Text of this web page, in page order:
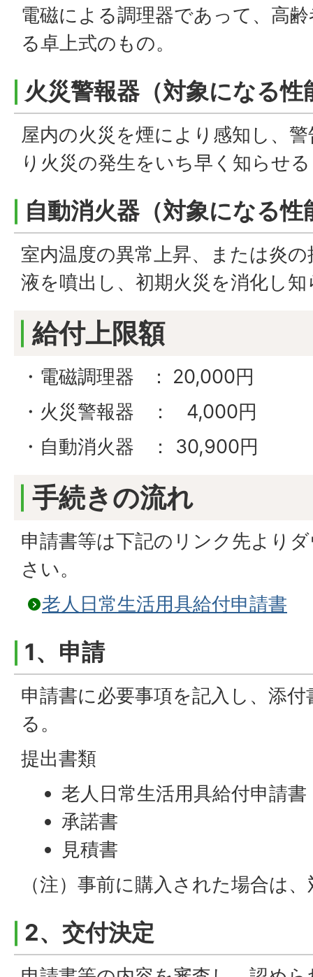
電磁による調理器であって、高
る卓上式のもの。
火災警報器（対象になる性
屋内の火災を煙により感知し、
り火災の発生をいち早く知らせ
自動消火器（対象になる性
室内温度の異常上昇、または炎
液を噴出し、初期火災を消化し
給付上限額
・電磁調理器 ：
20,000円
・火災警報器 ： 4,000円
・自動消火器 ： 30,900円
手続きの流れ
申請書等は下記のリンク先より
さい。
老人日常生活用具給付申請書
1、申請
申請書に必要事項を記入し、添
る。
提出書類
老人日常生活用具給付申請書
承諾書
見積書
（注）事前に購入された場合は
2、交付決定